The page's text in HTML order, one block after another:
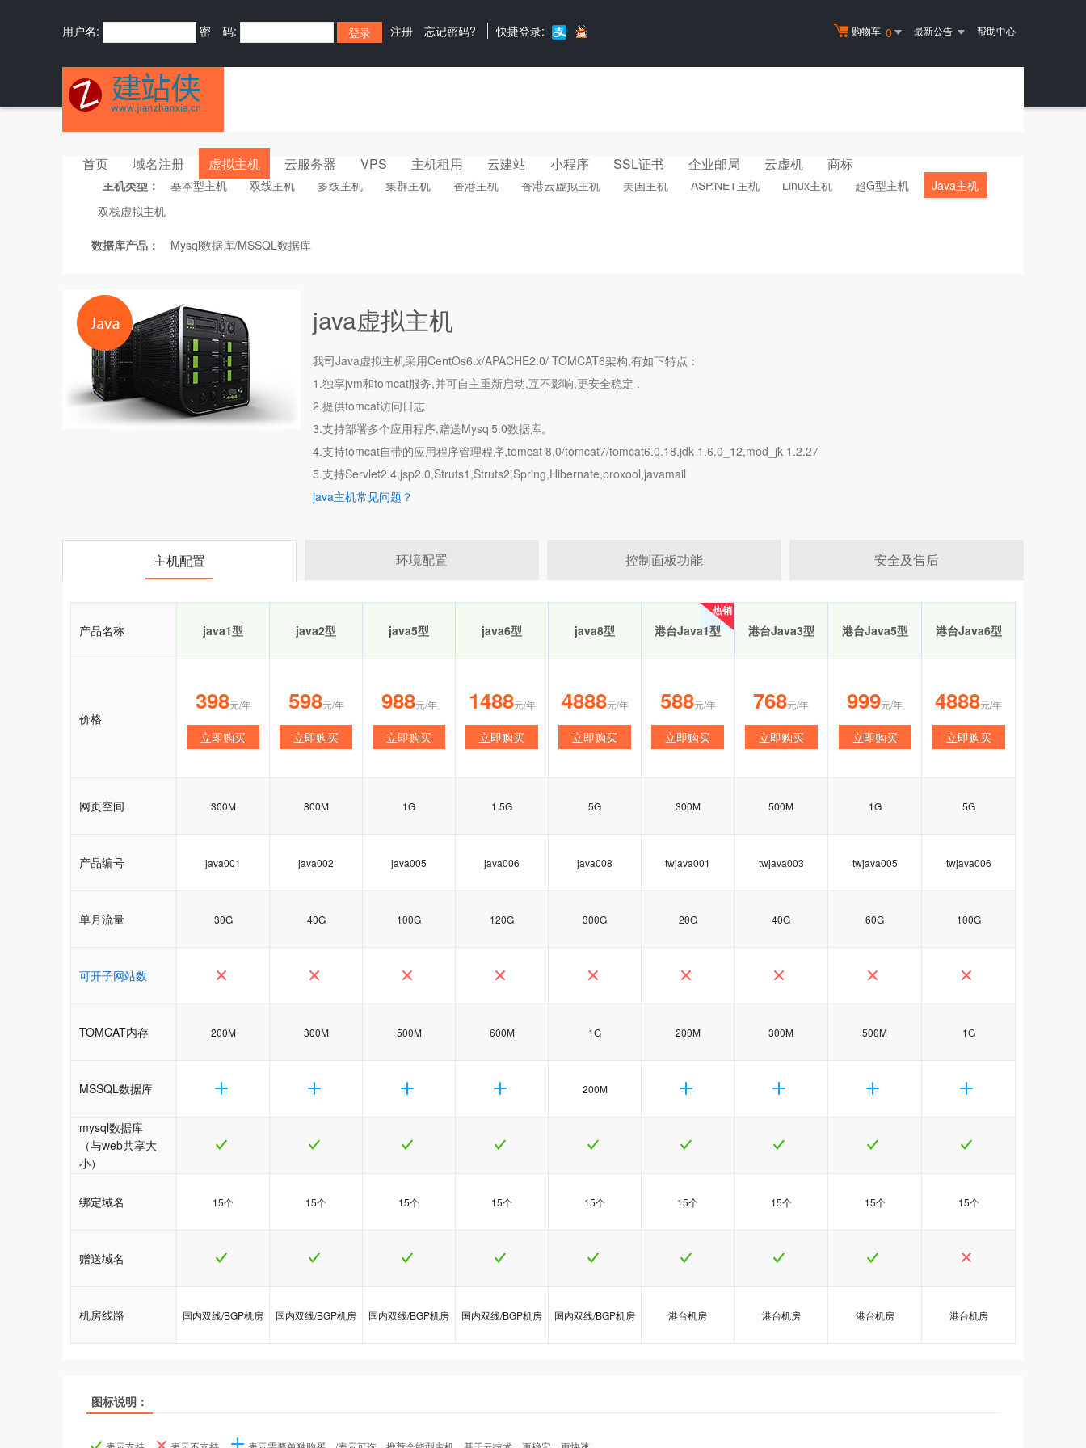
购物车 0 最新公告 帮助中心
用户名: 密 码: 注册 忘记密码? 快捷登录:
首页 域名注册 虚拟主机 云服务器 VPS 主机租用 云建站 小程序 SSL证书 企业邮局 云虚机 商标
主机类型： 基本型主机 双线主机 多线主机 集群主机 香港主机 香港云虚拟主机 美国主机 ASP.NET主机 Linux主机 超G型主机
Java主机
双栈虚拟主机
数据库产品： Mysql数据库/MSSQL数据库
java虚拟主机
我司Java虚拟主机采用CentOs6.x/APACHE2.0/ TOMCAT6架构,有如下特点：
1.独享jvm和tomcat服务,并可自主重新启动,互不影响,更安全稳定 .
2.提供tomcat访问日志
3.支持部署多个应用程序,赠送Mysql5.0数据库。
4.支持tomcat自带的应用程序管理程序,tomcat 8.0/tomcat7/tomcat6.0.18,jdk 1.6.0_12,mod_jk 1.2.27
5.支持Servlet2.4,jsp2.0,Struts1,Struts2,Spring,Hibernate,proxool,javamail
java主机常见问题？
主机配置 环境配置 控制面板功能 安全及售后
产品名称 java1型 java2型 java5型 java6型 java8型
热销
热销
港台Java1型 港台Java3型 港台Java5型 港台Java6型
价格
398元/年
立即购买
598元/年
立即购买
988元/年
立即购买
1488元/年
立即购买
4888元/年
立即购买
588元/年
立即购买
768元/年
立即购买
999元/年
立即购买
4888元/年
立即购买
网页空间 300M 800M 1G 1.5G 5G 300M 500M 1G 5G
产品编号 java001 java002 java005 java006 java008 twjava001 twjava003 twjava005 twjava006
单月流量 30G 40G 100G 120G 300G 20G 40G 60G 100G
可开子网站数
TOMCAT内存 200M 300M 500M 600M 1G 200M 300M 500M 1G
MSSQL数据库 200M
mysql数据库
（与web共享大
小）
绑定域名 15个 15个 15个 15个 15个 15个 15个 15个 15个
赠送域名
机房线路 国内双线/BGP机房 国内双线/BGP机房 国内双线/BGP机房 国内双线/BGP机房 国内双线/BGP机房 港台机房 港台机房 港台机房 港台机房
产品名称
产品名称
产品名称
图标说明：